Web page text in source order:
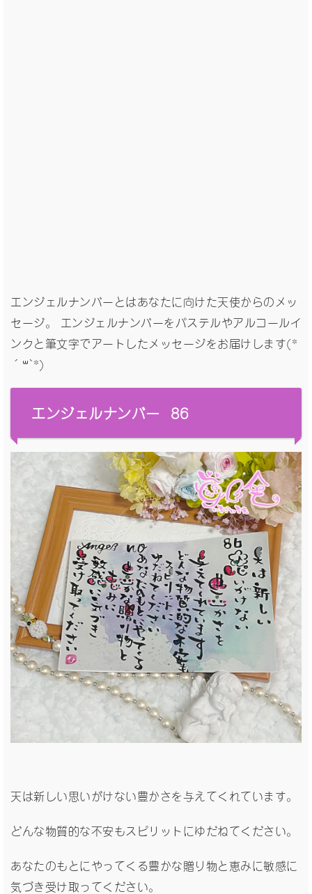
エンジェルナンバーとはあなたに向けた天使からのメッ
セージ。 エンジェルナンバーをパステルやアルコールイ
ンクと筆文字でアートしたメッセージをお届けします(*
´꒳`*)
エンジェルナンバー 86
天は新しい思いがけない豊かさを与えてくれています。
どんな物質的な不安もスピリットにゆだねてください。
あなたのもとにやってくる豊かな贈り物と恵みに敏感に
気づき受け取ってください。